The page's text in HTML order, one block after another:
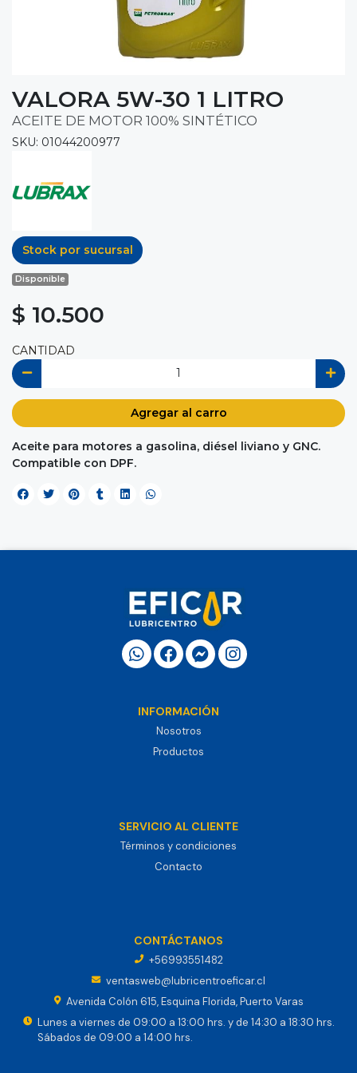
VALORA 5W-30 1 LITRO
ACEITE DE MOTOR 100% SINTÉTICO
SKU: 01044200977
Stock por sucursal
Disponible
$ 10.500
CANTIDAD
Agregar al carro
Aceite para motores a gasolina, diésel liviano y GNC.
Compatible con DPF.
INFORMACIÓN
Nosotros
Productos
SERVICIO AL CLIENTE
Términos y condiciones
Contacto
CONTÁCTANOS
+56993551482
ventasweb@lubricentroeficar.cl
Avenida Colón 615, Esquina Florida, Puerto Varas
Lunes a viernes de 09:00 a 13:00 hrs. y de 14:30 a 18:30 hrs.
Sábados de 09:00 a 14:00 hrs.